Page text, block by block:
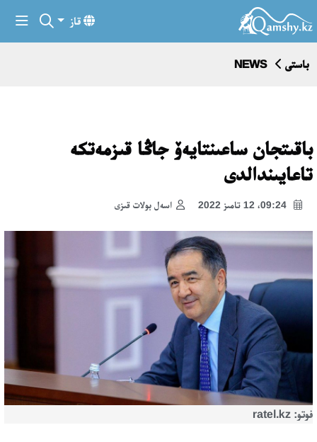
قاز
باستى NEWS
باقىتجان ساعىنتايەۆ جاڭا قىزمەتكە
تاعايىندالدى
اسەل بولات قىزى
فوتو: ratel.kz